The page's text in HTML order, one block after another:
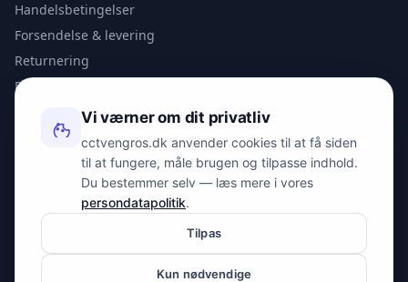
Handelsbetingelser
Forsendelse & levering
Returnering
Privatlivspolitik
KONTAKT
info@spyman.dk
Peter Bangs Vej 153, 2000 Frederiksberg
Vi værner om dit privatliv
cctvengros.dk anvender cookies til at få siden
til at fungere, måle brugen og tilpasse indhold.
Du bestemmer selv — læs mere i vores
persondatapolitik.
Tilpas
Kun nødvendige